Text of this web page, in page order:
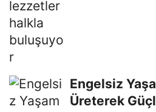
Engelsiz
Üreterek